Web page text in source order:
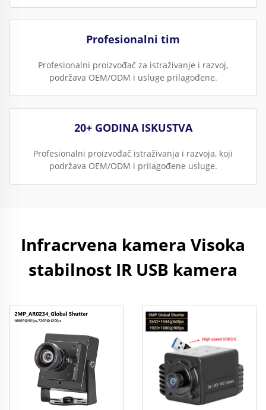
Profesionalni tim
Profesionalni proizvođač za istraživanje i razvoj,
podržava OEM/ODM i usluge prilagođene.
20+ GODINA ISKUSTVA
Profesionalni proizvođač istraživanja i razvoja, koji
podržava OEM/ODM i prilagođene usluge.
Infracrvena kamera Visoka
stabilnost IR USB kamera